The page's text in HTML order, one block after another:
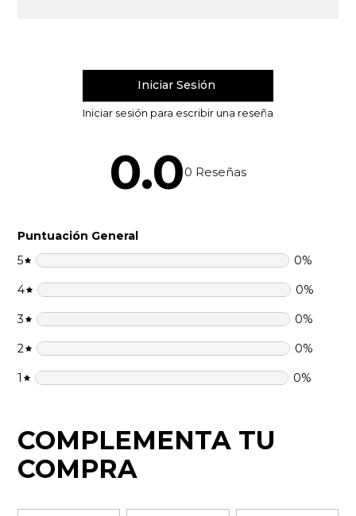
0.00 Reseñas
Puntuación General
5
0%
4 0%
3 0%
2 0%
1 0%
COMPLEMENTA TU
COMPRA